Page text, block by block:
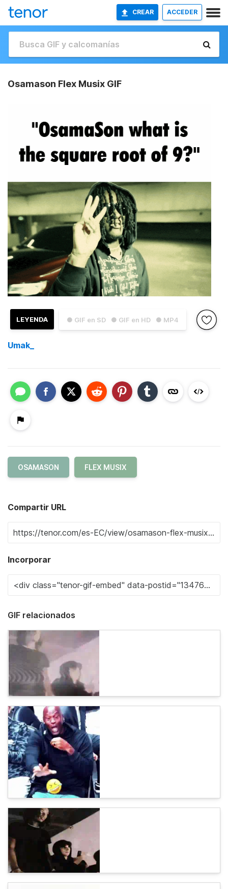
CREAR ACCEDER
Osamason Flex Musix GIF
● GIF en SD ● GIF en HD ● MP4
LEYENDA
Umak_
OSAMASON FLEX MUSIX
Compartir URL
Incorporar
GIF relacionados